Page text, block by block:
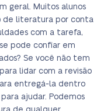
geral. Muitos alunos
de literatura por conta
com a tarefa,
pode confiar em
Se você não tem
lidar com a revisão
entregá-la dentro
ajudar. Podemos